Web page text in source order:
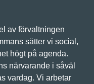
av förvaltningen
sätter vi social,
högt på agenda.
närvarande i såväl
vardag. Vi arbetar